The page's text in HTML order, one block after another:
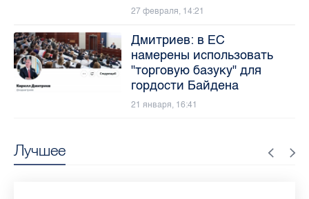
Лучшее
27 февраля, 14:21
Дмитриев: в ЕС
намерены использовать
"торговую базуку" для
гордости Байдена
21 января, 16:41